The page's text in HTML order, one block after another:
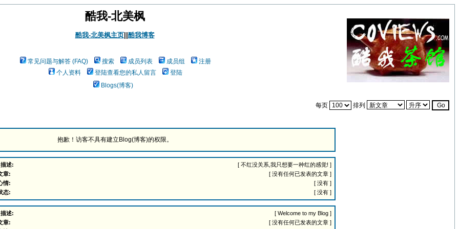
酷我-北美枫
酷我-北美枫主页|| 酷我博客
常见问题与解答 (FAQ) 搜索 成员列表 成员组
注册
个人资料
登陆查看您的私人留言
登陆
Blogs(博客)
每页 排列
抱歉！访客不具有建立Blog(博客)的权限。
述:
[ 不红没关系,我只想要一种红的感觉! ]
章:
[ 没有任何已发表的文章 ]
情:
[ 没有 ]
态:
[ 没有 ]
述:
[ Welcome to my Blog ]
章:
[ 没有任何已发表的文章 ]